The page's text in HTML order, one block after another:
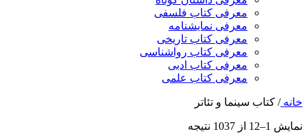
معرفی کتاب فلسفی
معرفی نمایشنامه
معرفی کتاب تاریخی
معرفی کتاب رواشناسی
معرفی کتاب ادبی
معرفی کتاب علمی
خانه/ کتاب سینما و تئاتر
نمایش 1–12 از 1037 نتیجه